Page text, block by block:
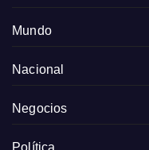
Mundo
Nacional
Negocios
Política